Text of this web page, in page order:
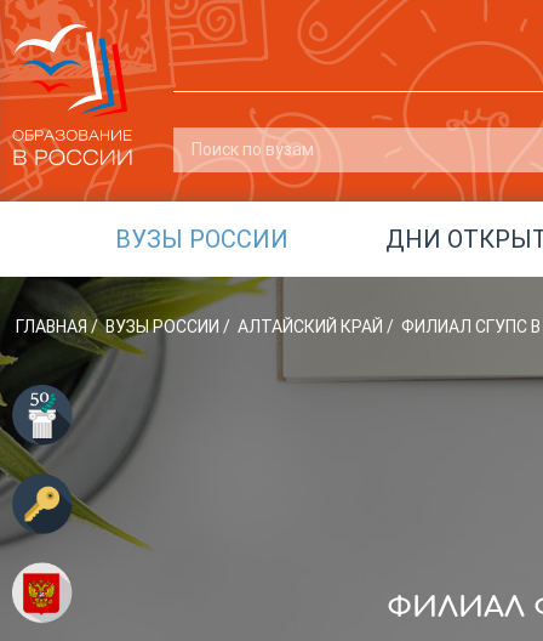
ВУЗЫ РОССИИ ДНИ
ГЛАВНАЯ / ВУЗЫ РОССИИ / АЛТАЙСКИЙ КРАЙ / ФИЛИАЛ СГУПС
ФИЛИАЛ